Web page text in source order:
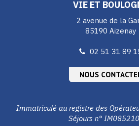
VIE ET
2 avenue de la
85190 Aizenay
02 51 31 89
NOUS
Immatriculé au registre des
Séjours n°